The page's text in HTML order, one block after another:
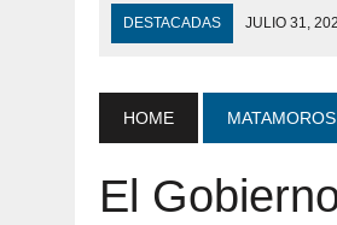
DESTACADAS JULIO 31,
JULIO 30, 2026 | 💧🚰 ¡AGUA
JULIO 30, 2026 ¡TRABAJO
HOME MATAMOROS
El